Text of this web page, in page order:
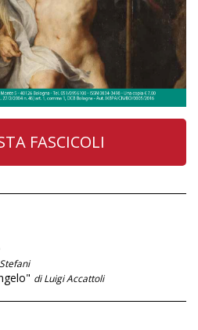
FASCICOLI
di Luigi Accattoli